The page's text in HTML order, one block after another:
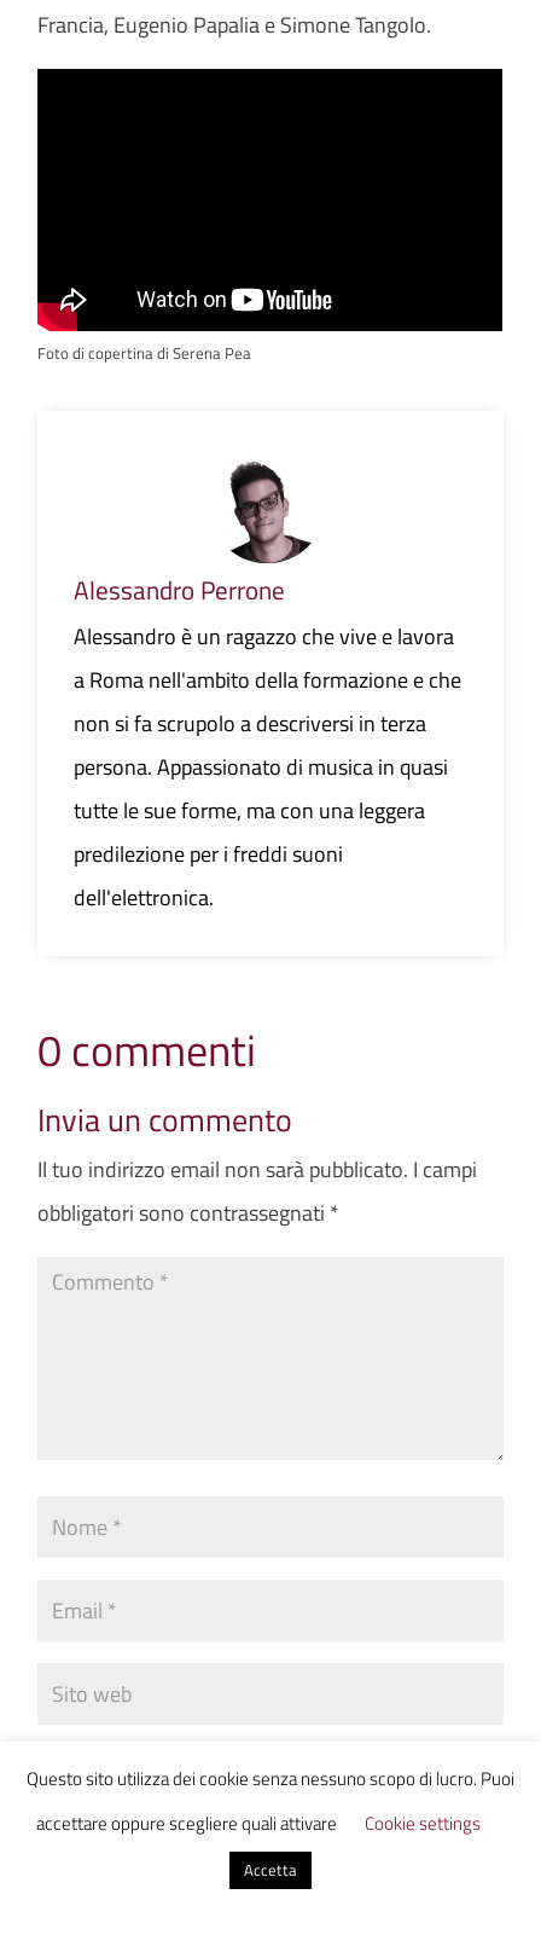
Francia, Eugenio Papalia e Simone Tangolo.
Foto di copertina di Serena Pea
Alessandro Perrone
Alessandro è un ragazzo che vive e lavora
a Roma nell'ambito della formazione e che
non si fa scrupolo a descriversi in terza
persona. Appassionato di musica in quasi
tutte le sue forme, ma con una leggera
predilezione per i freddi suoni
dell'elettronica.
0 commenti
Invia un commento
Il tuo indirizzo email non sarà pubblicato. I campi
obbligatori sono contrassegnati *
Invia commento
Questo sito utilizza dei cookie senza nessuno scopo di lucro. Puoi
accettare oppure scegliere quali attivare
Cookie settings
Accetta